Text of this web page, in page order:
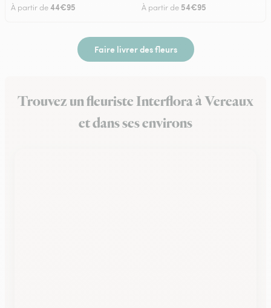
À partir de44€95 À partir de 54€95
Faire livrer des fleurs
Trouvez un fleuriste Interflora à Vereaux
et dans ses environs